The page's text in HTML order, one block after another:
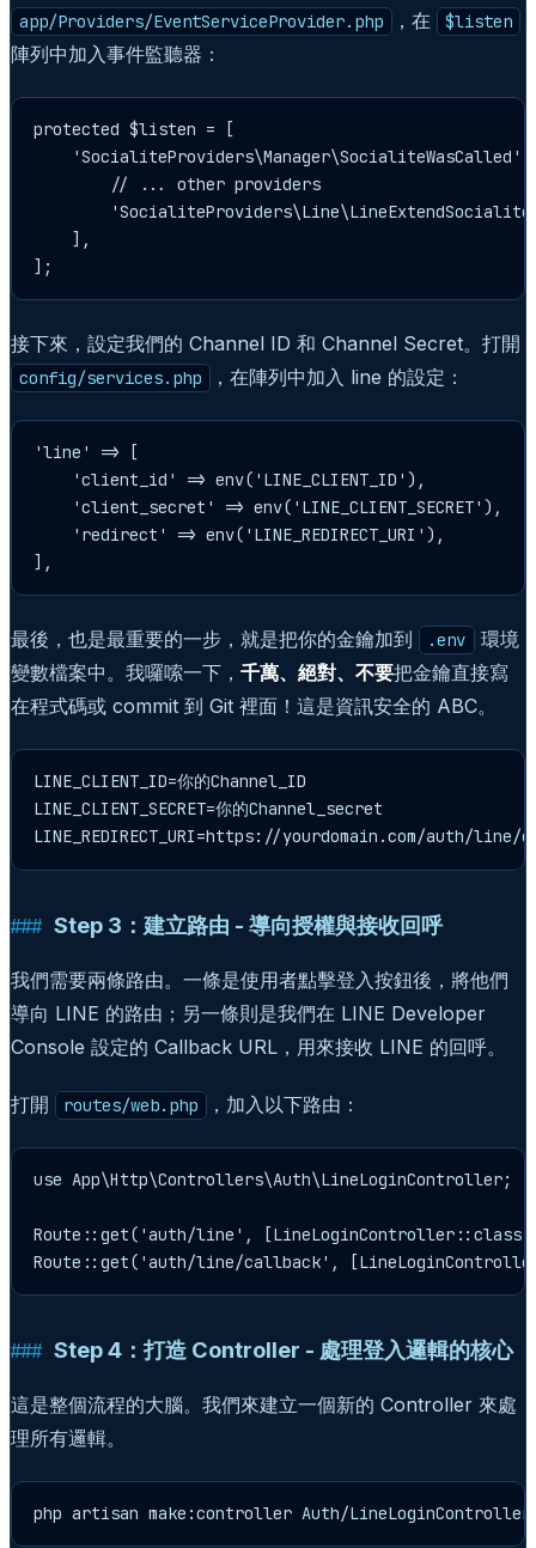
app/Providers/EventServiceProvider.php ，在 $listen
陣列中加入事件監聽器：
protected $listen = [
'SocialiteProviders\Manager\SocialiteWasCalled'
        // ... other providers
    ],
];
接下來，設定我們的 Channel ID 和 Channel Secret。打開
config/services.php ，在陣列中加入 line 的設定：
'line' => [
    'client_id' => env('LINE_CLIENT_ID'),
    'client_secret' => env('LINE_CLIENT_SECRET'),
    'redirect' => env('LINE_REDIRECT_URI'),
],
最後，也是最重要的一步，就是把你的金鑰加到 .env
環境
變數檔案中。我囉嗦一下， 千萬、絕對、不要把金鑰直接寫
在程式碼或 commit 到 Git 裡面！這是資訊安全的 ABC。
LINE_CLIENT_ID=你的Channel_ID
LINE_CLIENT_SECRET=你的Channel_secret
LINE_REDIRECT_URI=https://yourdomain.com/auth/line/
Step 3：建立路由 - 導向授權與接收回呼
我們需要兩條路由。一條是使用者點擊登入按鈕後，將他們
導向 LINE 的路由；另一條則是我們在 LINE Developer
Console 設定的 Callback URL，用來接收 LINE 的回呼。
打開 routes/web.php ，加入以下路由：
use App\Http\Controllers\Auth\LineLoginController;
Route::get('auth/line',
Route::get('auth/line/callback',
Step 4：打造 Controller - 處理登入邏輯的核心
這是整個流程的大腦。我們來建立一個新的 Controller 來處
理所有邏輯。
php artisan make:controller Auth/LineLoginController